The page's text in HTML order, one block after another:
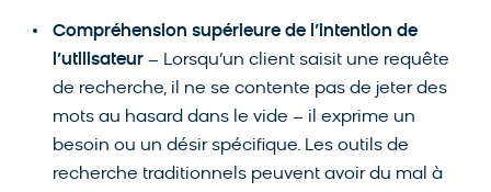
Compréhension supérieure de l’intention de
l’utilisateur – Lorsqu’un client saisit une requête
de recherche, il ne se contente pas de jeter des
mots au hasard dans le vide – il exprime un
besoin ou un désir spécifique. Les outils de
recherche traditionnels peuvent avoir du mal à